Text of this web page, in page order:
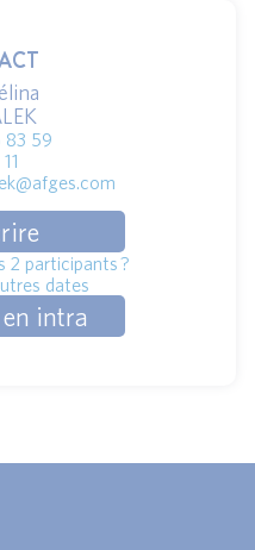
83 59
2 participants ?
dates
intra